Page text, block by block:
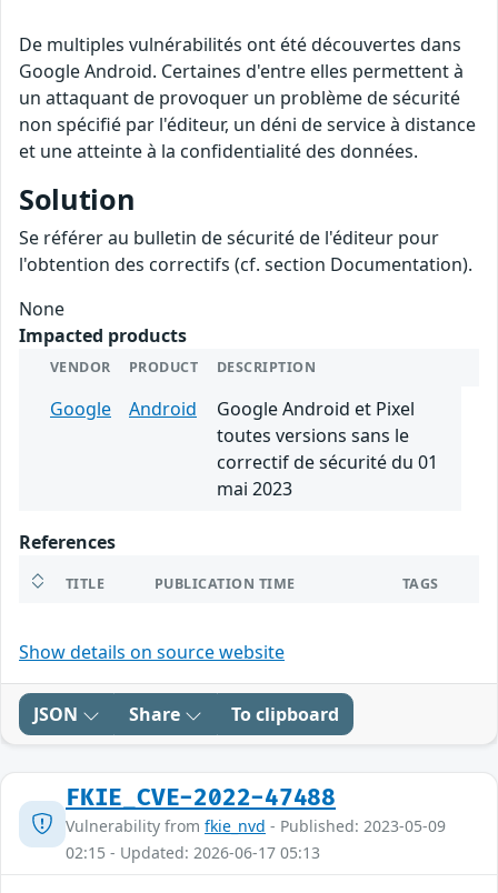
De multiples vulnérabilités ont été découvertes dans
Google Android. Certaines d'entre elles permettent à
un attaquant de provoquer un problème de sécurité
non spécifié par l'éditeur, un déni de service à distance
et une atteinte à la confidentialité des données.
Solution
Se référer au bulletin de sécurité de l'éditeur pour
l'obtention des correctifs (cf. section Documentation).
None
Impacted products
VENDOR PRODUCT DESCRIPTION
Google Android
Google Android et Pixel
toutes versions sans le
correctif de sécurité du 01
mai 2023
References
TITLE PUBLICATION TIME TAGS
Show details on source website
JSON Share To clipboard
FKIE_CVE-2022-47488
Vulnerability from fkie_nvd - Published: 2023-05-09
02:15 - Updated: 2026-06-17 05:13